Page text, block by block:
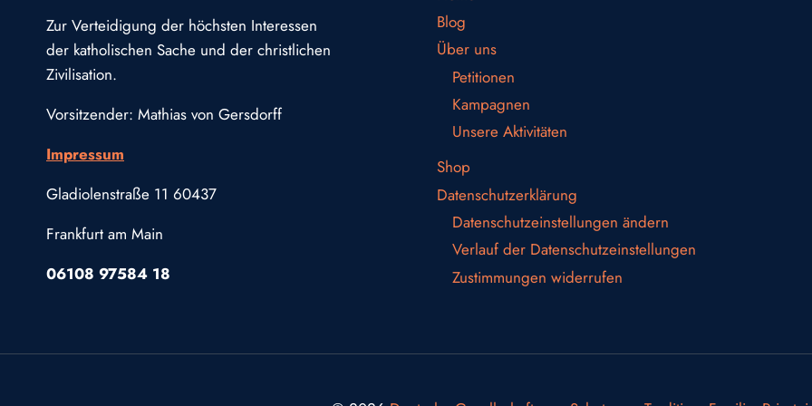
Zur Verteidigung der höchsten Interessen
der katholischen Sache und der christlichen
Zivilisation.
Vorsitzender: Mathias von Gersdorff
Impressum
Gladiolenstraße 11 60437
Frankfurt am Main
06108 97584 18
Blog
Über uns
Petitionen
Kampagnen
Unsere Aktivitäten
Shop
Datenschutzerklärung
Datenschutzeinstellungen ändern
Verlauf der Datenschutzeinstellungen
Zustimmungen widerrufen